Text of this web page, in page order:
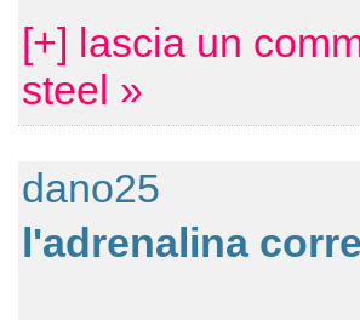
[+] lascia un
steel »
dano25
l'adrenalina